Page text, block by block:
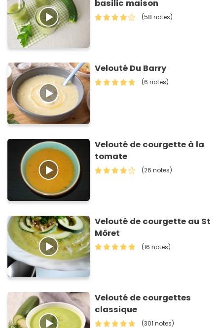
basilic maison
(58 notes)
Velouté Du Barry
(6 notes)
Velouté de courgette à la
tomate
(26 notes)
Velouté de courgette au St
Môret
(16 notes)
Velouté de courgettes
classique
(301 notes)